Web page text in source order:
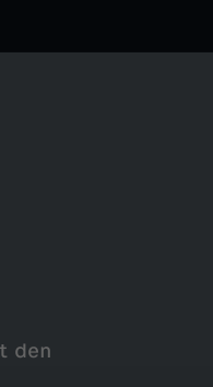
den